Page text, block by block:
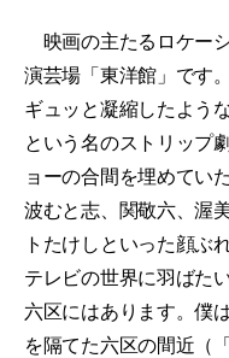
映画の主たるロケー
演芸場「東洋館」です
ギュッと凝縮したよう
という名のストリップ
ョーの合間を埋めてい
波むと志、関敬六、渥
トたけしといった顔ぶ
テレビの世界に羽ばた
六区にはあります。僕
を隔てた六区の間近（